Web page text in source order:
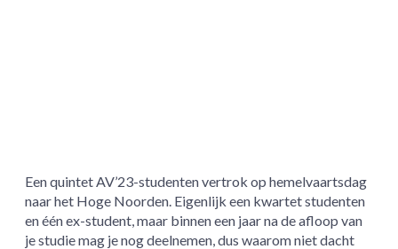
Een quintet AV’23-studenten vertrok op hemelvaartsdag
naar het Hoge Noorden. Eigenlijk een kwartet studenten
en één ex-student, maar binnen een jaar na de afloop van
je studie mag je nog deelnemen, dus waarom niet dacht